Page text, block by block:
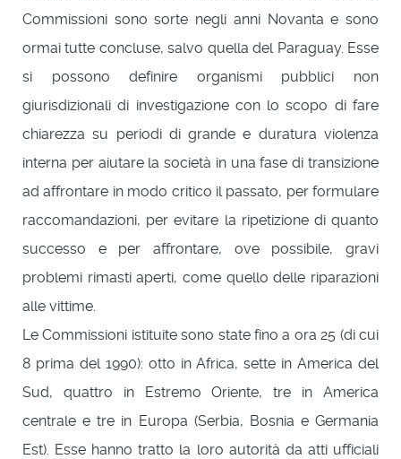
Commissioni sono sorte negli anni Novanta e sono
ormai tutte concluse, salvo quella del Paraguay. Esse
si possono definire organismi pubblici non
giurisdizionali di investigazione con lo scopo di fare
chiarezza su periodi di grande e duratura violenza
interna per aiutare la società in una fase di transizione
ad affrontare in modo critico il passato, per formulare
raccomandazioni, per evitare la ripetizione di quanto
successo e per affrontare, ove possibile, gravi
problemi rimasti aperti, come quello delle riparazioni
alle vittime.
Le Commissioni istituite sono state fino a ora 25 (di cui
8 prima del 1990): otto in Africa, sette in America del
Sud, quattro in Estremo Oriente, tre in America
centrale e tre in Europa (Serbia, Bosnia e Germania
Est). Esse hanno tratto la loro autorità da atti ufficiali